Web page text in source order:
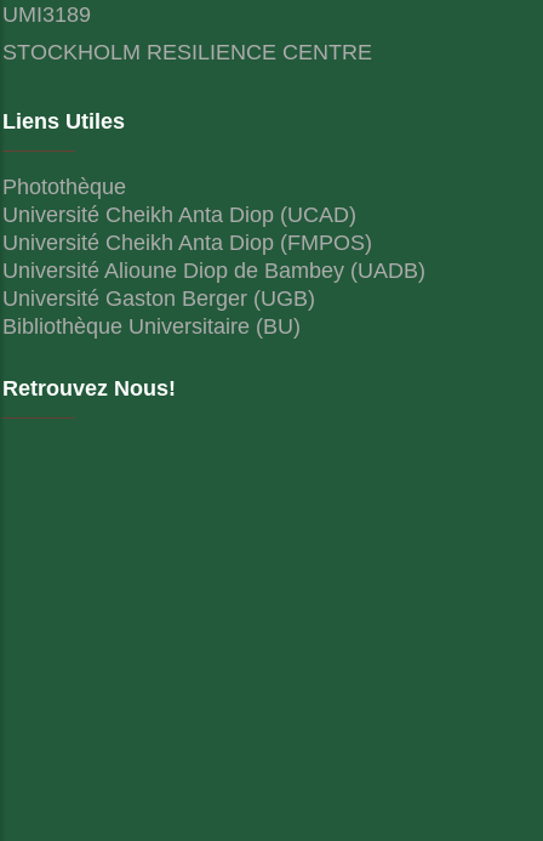
UMI3189
STOCKHOLM RESILIENCE CENTRE
Liens Utiles
Photothèque
Université Cheikh Anta Diop (UCAD)
Université Cheikh Anta Diop (FMPOS)
Université Alioune Diop de Bambey (UADB)
Université Gaston Berger (UGB)
Bibliothèque Universitaire (BU)
Retrouvez Nous!